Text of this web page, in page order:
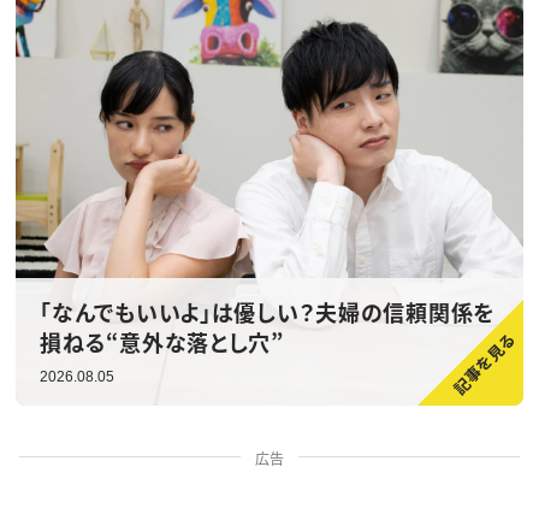
「なんでもいいよ」は優しい？夫婦の信頼関係を
損ねる“意外な落とし穴”
2026.08.05
広告